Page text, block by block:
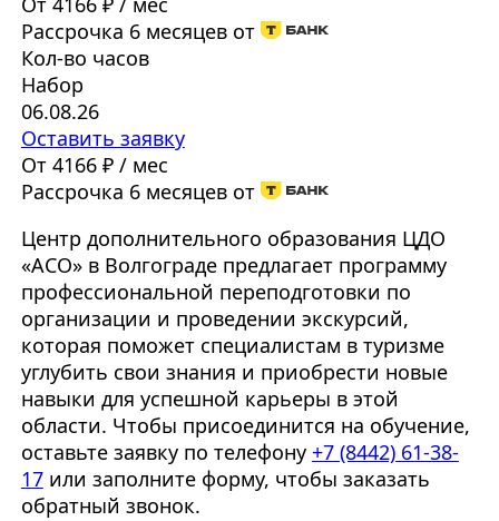
Рассрочка 6 месяцев от
Кол-во часов
Набор
06.08.26
Оставить заявку
От 4166 ₽ / мес
Рассрочка 6 месяцев от
Центр дополнительного образования ЦДО
«АСО» в Волгограде предлагает программу
профессиональной переподготовки по
организации и проведении экскурсий,
которая поможет специалистам в туризме
углубить свои знания и приобрести новые
навыки для успешной карьеры в этой
области. Чтобы присоединится на обучение,
оставьте заявку по телефону +7 (8442) 61-38-
17или заполните форму, чтобы заказать
обратный звонок.